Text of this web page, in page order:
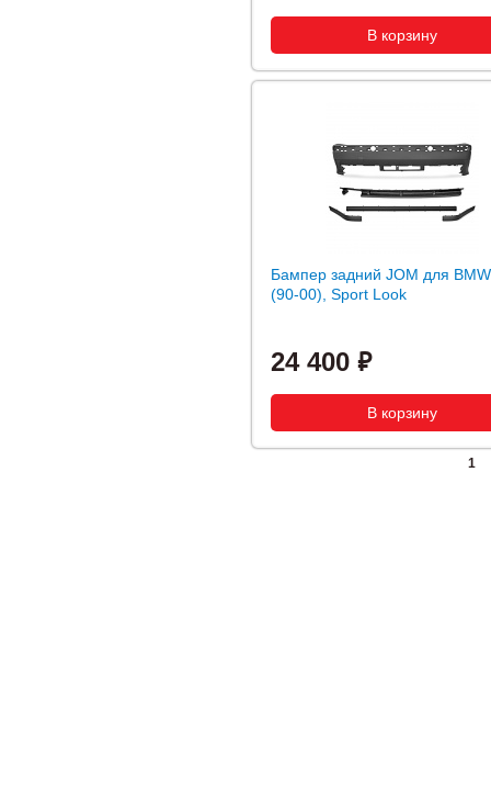
Бампер задний JOM для
(90-00), Sport Look
24 400
1